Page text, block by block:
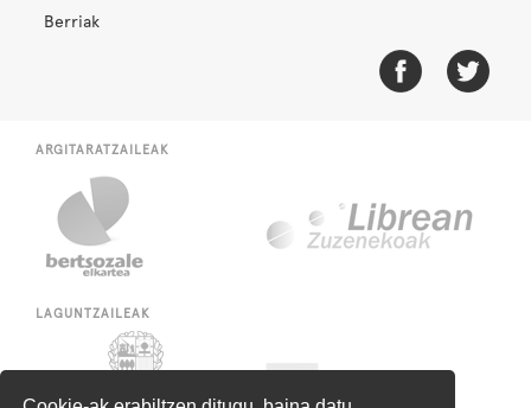
Berriak
ARGITARATZAILEAK
LAGUNTZAILEAK